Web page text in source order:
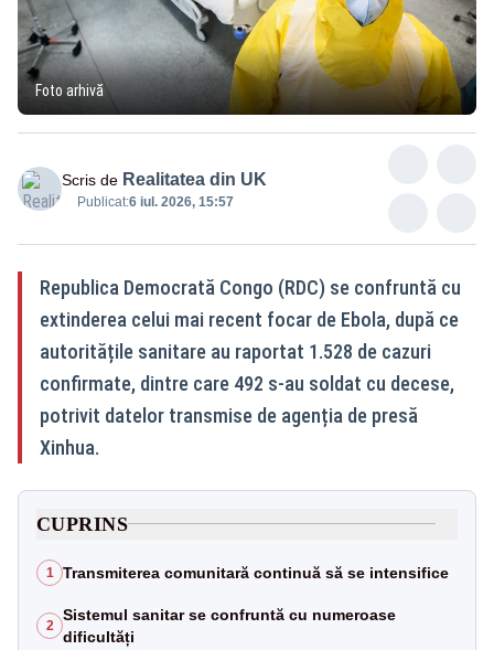
Foto arhivă
Scris de Realitatea din UK
Publicat:6 iul. 2026, 15:57
Republica Democrată Congo (RDC) se confruntă cu
extinderea celui mai recent focar de Ebola, după ce
autoritățile sanitare au raportat 1.528 de cazuri
confirmate, dintre care 492 s-au soldat cu decese,
potrivit datelor transmise de agenția de presă
Xinhua.
CUPRINS
1 Transmiterea comunitară continuă să se intensifice
2
Sistemul sanitar se confruntă cu numeroase
dificultăți